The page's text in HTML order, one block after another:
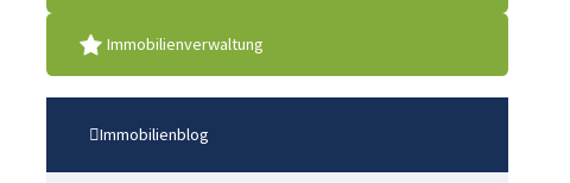
Immobilienverwaltung
Immobilienblog